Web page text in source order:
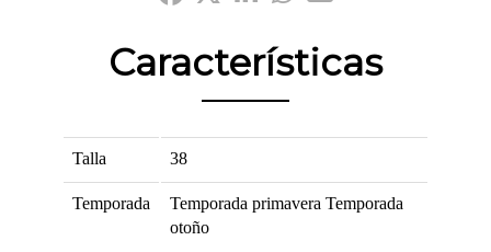
Características
Talla 38
Temporada Temporada primavera Temporada
otoño